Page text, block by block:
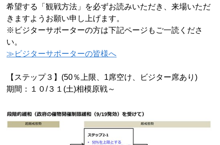
希望する「観戦方法」を必ずお読みいただき、来場いただ
きますようお願い申し上げます。
※ビジターサポーターの方は下記ページもご一読くださ
い。
≫ビジターサポーターの皆様へ
【ステップ３】 (50％上限、 1席空け、ビジター席あり)
期間：１０/３１ (土)相模原戦～